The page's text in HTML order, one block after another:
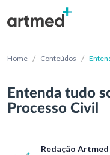
Home / Conteúdos /
Entenda tudo
Processo Civil
Redação Artmed